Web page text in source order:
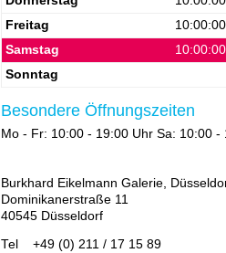
Freitag
10:00:00
Samstag
10:00:00
Sonntag
Besondere Öffnungszeiten
Mo - Fr: 10:00 - 19:00 Uhr Sa: 10:00 -
Burkhard Eikelmann Galerie,
Dominikanerstraße 11
40545 Düsseldorf
Tel
+49 (0) 211 / 17 15 89